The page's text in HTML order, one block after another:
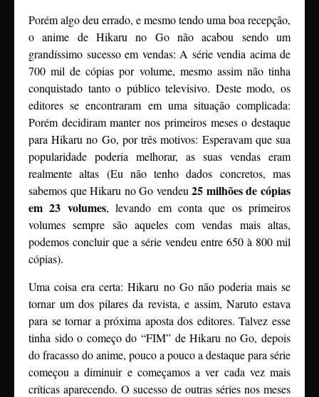
Porém algo deu errado, e mesmo tendo uma boa recepção,
o anime de Hikaru no Go não acabou sendo um
grandíssimo sucesso em vendas: A série vendia acima de
700 mil de cópias por volume, mesmo assim não tinha
conquistado tanto o público televisivo. Deste modo, os
editores se encontraram em uma situação complicada:
Porém decidiram manter nos primeiros meses o destaque
para Hikaru no Go, por três motivos: Esperavam que sua
popularidade poderia melhorar, as suas vendas eram
realmente altas (Eu não tenho dados concretos, mas
sabemos que Hikaru no Go vendeu25 milhões de cópias
em 23 volumes, levando em conta que os primeiros
volumes sempre são aqueles com vendas mais altas,
podemos concluir que a série vendeu entre 650 à 800 mil
cópias).
Uma coisa era certa: Hikaru no Go não poderia mais se
tornar um dos pilares da revista, e assim, Naruto estava
para se tornar a próxima aposta dos editores. Talvez esse
tinha sido o começo do “FIM” de Hikaru no Go, depois
do fracasso do anime, pouco a pouco a destaque para série
começou a diminuir e começamos a ver cada vez mais
críticas aparecendo. O sucesso de outras séries nos meses